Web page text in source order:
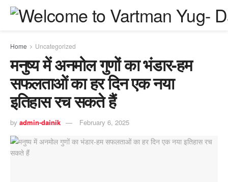
Home Uncategorized
मनुष्य में अनमोल गुणों का भंडार-हम
सफलताओं का हर दिन एक नया
इतिहास रच सकते हैं
by admin-dainik February 6, 2025